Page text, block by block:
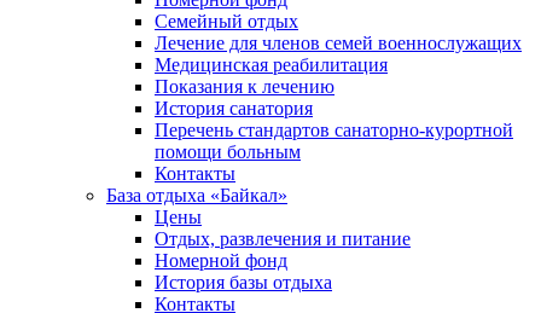
Семейный отдых
Лечение для членов семей военнослужащих
Медицинская реабилитация
Показания к лечению
История санатория
Перечень стандартов санаторно-курортной
помощи больным
Контакты
База отдыха «Байкал»
Цены
Отдых, развлечения и питание
Номерной фонд
История базы отдыха
Контакты